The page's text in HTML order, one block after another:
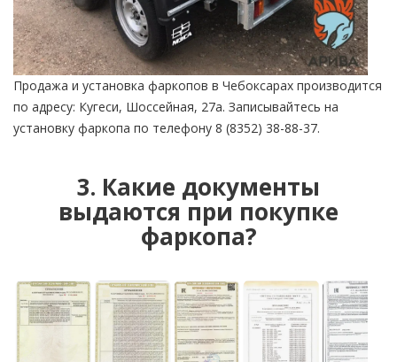
Продажа и установка фаркопов в Чебоксарах производится
по адресу: Кугеси, Шоссейная, 27а. Записывайтесь на
установку фаркопа по телефону 8 (8352) 38-88-37.
3. Какие документы
выдаются при покупке
фаркопа?